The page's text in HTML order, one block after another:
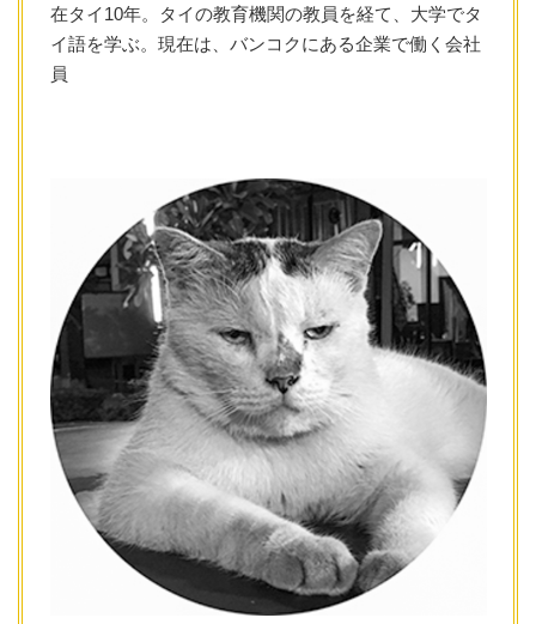
在タイ10年。タイの教育機関の教員を経て、大学でタ
イ語を学ぶ。現在は、バンコクにある企業で働く会社
員